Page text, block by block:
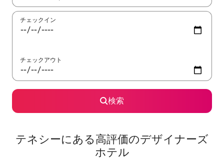
チェックイン
チェックアウト
検索
テネシーにある高⁠評⁠価⁠のデ⁠ザ⁠イ⁠ナ⁠ー⁠ズ
ホ⁠テ⁠ル